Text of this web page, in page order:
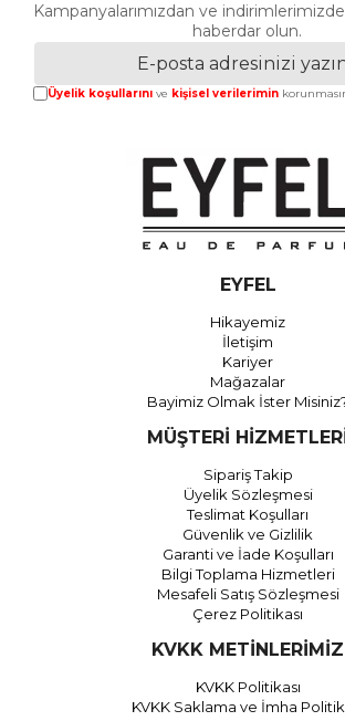
Kampanyalarımızdan ve
haberdar olun.
Üyelik koşullarınıve kişisel verilerimin
EYFEL
Hikayemiz
İletişim
Kariyer
Mağazalar
Bayimiz Olmak İster
MÜŞTERİ
Sipariş Takip
Üyelik Sözleşmesi
Teslimat Koşulları
Güvenlik ve Gizlilik
Garanti ve İade Koşulları
Bilgi Toplama Hizmetleri
Mesafeli Satış Sözleşmesi
Çerez Politikası
KVKK METİNLERİMİZ
KVKK Politikası
KVKK Saklama ve İmha